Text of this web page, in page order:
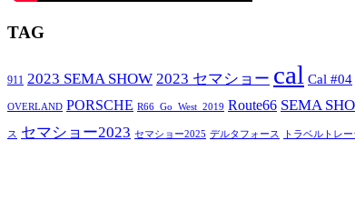
TAG
911 2023 SEMA SHOW 2023 セマショー cal Cal #04
OVERLAND PORSCHE R66_Go_West_2019 Route66 SEMA
ス セマショー2023 セマショー2025 デルタフォース トラベルトレ